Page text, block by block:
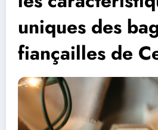
uniques des
fiançailles de